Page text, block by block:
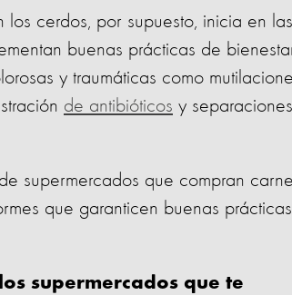
los cerdos, por supuesto, inicia en las
buenas prácticas de
y traumáticas como
de antibióticos y
supermercados que compran
que garanticen buenas prácticas
supermercados que te